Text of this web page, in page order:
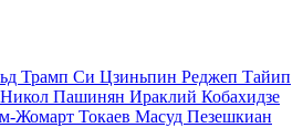
Трамп Си Цзиньпин Реджеп Тайип
Никол Пашинян Ираклий Кобахидзе
Жомарт Токаев Масуд Пезешкиан